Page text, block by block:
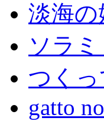
淡海の
ソラ
つくっ
gatto